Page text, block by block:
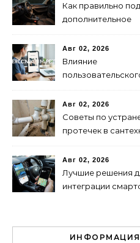
Как правильно
дополнительное
пошаговая
Авг 02, 2026
Влияние
исследования
Авг 02, 2026
Советы по
протечек в
Авг 02, 2026
Лучшие решения
интеграции
ИНФОРМАЦИЯ